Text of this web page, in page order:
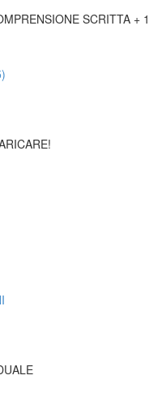
SCRITTA + 1